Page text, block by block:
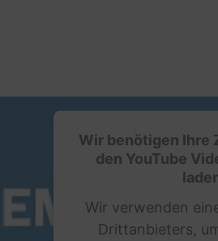
Wir benötigen Ihre
den YouTube
Wir verwenden
Drittanbieters,